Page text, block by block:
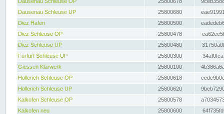
Dausenau Schleuse UP
25800680
Diez Hafen
25800500
Diez Schleuse OP
25800478
Diez Schleuse UP
25800480
Fürfurt Schleuse UP
25800300
Giessen Klärwerk
25800100
Hollerich Schleuse OP
25800618
Hollerich Schleuse UP
25800620
Kalkofen Schleuse OP
25800578
Kalkofen neu
25800600